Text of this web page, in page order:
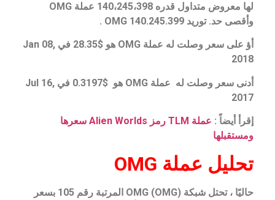
لها معروض متداول قدره 140،245،398 عملة OMG
وأقصى حد. توريد 140.245.399 OMG .
أؤ على سعر وصلت له عملة OMG هو $28.35 في Jan 08,
2018
أدنى سعر وصلت له عملة OMG هو $0.3197 في Jul 16,
2017
إقرأ أيضاً :
عملة TLM رمز Alien Worlds سعرها
ومستقبلها
تحليل عملة OMG
حاليًا ، تحتل شبكة OMG (OMG) المرتبة رقم 105 بسعر